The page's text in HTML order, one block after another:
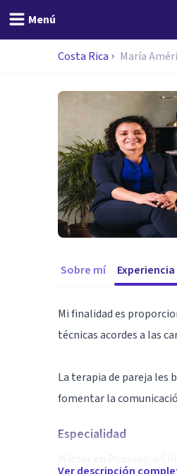
Menú
Costa Rica María
Sobre mí Experiencia
Mi finalidad es
técnicas acordes a las
La terapia de pareja les
fomentar la
Especialidad